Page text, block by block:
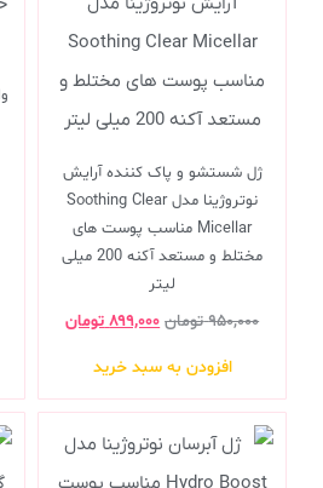
ژل شستشو و پاک کننده آرایش
نوتروژینا مدل Soothing Clear
Micellar مناسب پوست های
مختلط و مستعد آکنه 200 میلی
لیتر
۹۵۰,۰۰۰ تومان ۸۹۹,۰۰۰ تومان
افزودن به سبد خرید